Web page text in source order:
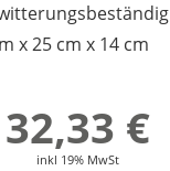
x 25 cm x 14 cm
32,33 €
inkl 19% MwSt